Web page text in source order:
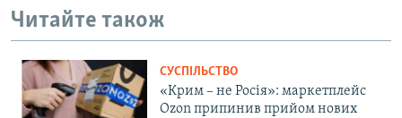
Читайте також
СУСПІЛЬСТВО
«Крим – не Росія»: маркетплейс
Ozon припинив прийом нових